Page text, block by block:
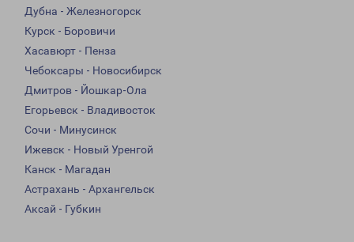
Дубна - Железногорск
Курск - Боровичи
Хасавюрт - Пенза
Чебоксары - Новосибирск
Дмитров - Йошкар-Ола
Егорьевск - Владивосток
Сочи - Минусинск
Ижевск - Новый Уренгой
Канск - Магадан
Астрахань - Архангельск
Аксай - Губкин